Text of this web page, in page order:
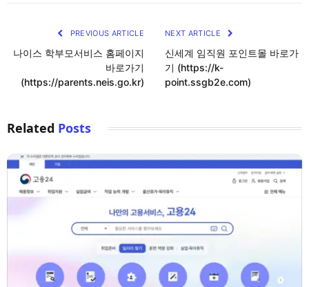
PREVIOUS ARTICLE
나이스 학부모서비스 홈페이지
바로가기
(https://parents.neis.go.kr)
NEXT ARTICLE
신세계 임직원 포인트몰 바로가
기 (https://k-
point.ssgb2e.com)
Related Posts